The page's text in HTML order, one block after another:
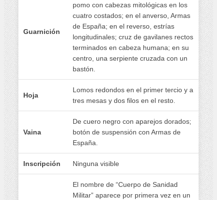
Guarnición
pomo con cabezas mitológicas en los
cuatro costados; en el anverso, Armas
de España; en el reverso, estrías
longitudinales; cruz de gavilanes rectos
terminados en cabeza humana; en su
centro, una serpiente cruzada con un
bastón.
Hoja
Lomos redondos en el primer tercio y a
tres mesas y dos filos en el resto.
Vaina
De cuero negro con aparejos dorados;
botón de suspensión con Armas de
España.
Inscripción Ninguna visible
El nombre de “Cuerpo de Sanidad
Militar” aparece por primera vez en un